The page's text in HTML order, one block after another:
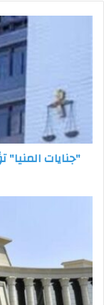
المحامين
يناير
المقبل
"جنايات المنيا"
المحكمة
الدستورية
العليا